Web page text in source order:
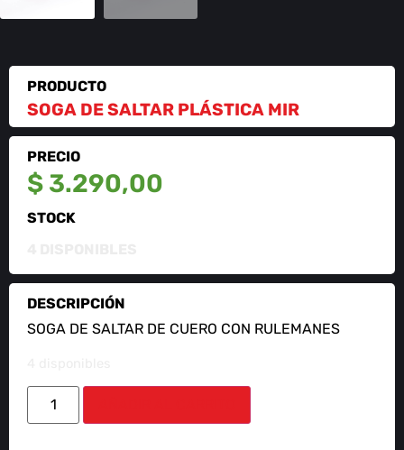
PRODUCTO
SOGA DE SALTAR PLÁSTICA MIR
PRECIO
$ 3.290,00
STOCK
DESCRIPCIÓN
SOGA DE SALTAR DE CUERO CON RULEMANES